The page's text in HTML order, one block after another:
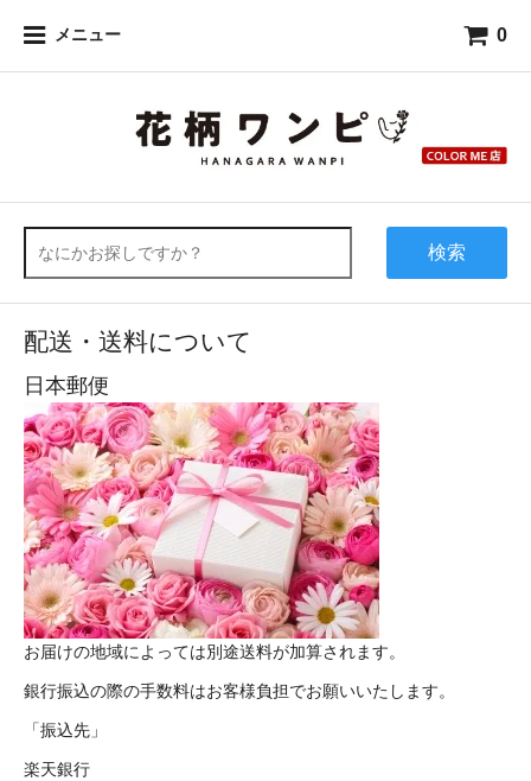
メニュー 0
検索
配送・送料について
日本郵便
お届けの地域によっては別途送料が加算されます。
銀行振込の際の手数料はお客様負担でお願いいたします。
「振込先」
楽天銀行